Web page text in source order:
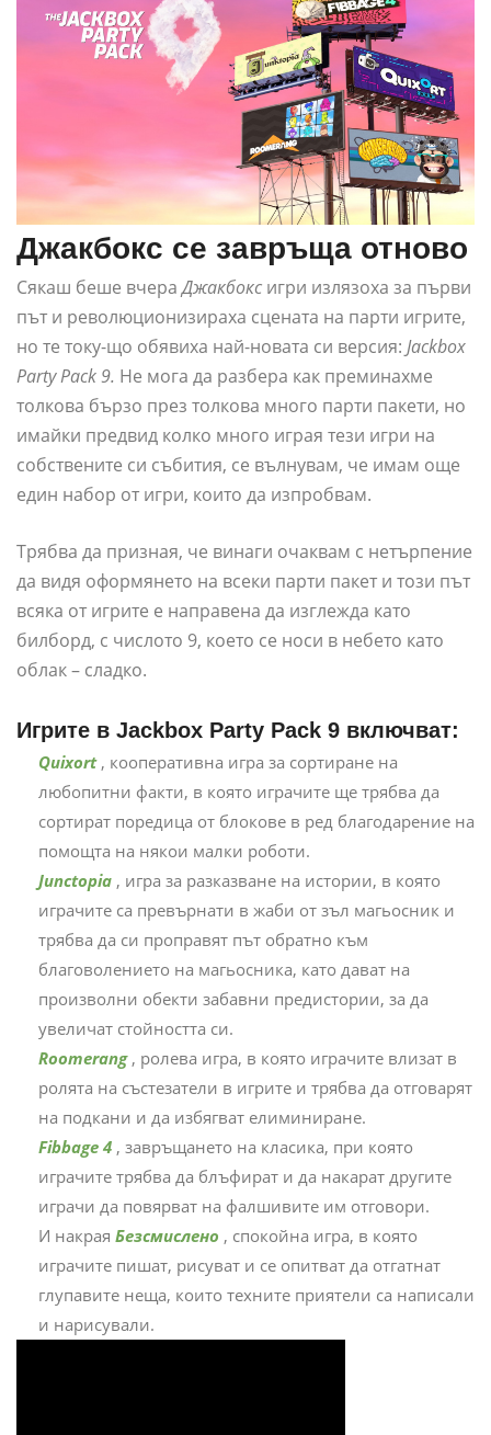
Джакбокс се завръща отново
Сякаш беше вчераДжакбокс игри излязоха за първи
път и революционизираха сцената на парти игрите,
но те току-що обявиха най-новата си версия: Jackbox
Party Pack 9. Не мога да разбера как преминахме
толкова бързо през толкова много парти пакети, но
имайки предвид колко много играя тези игри на
собствените си събития, се вълнувам, че имам още
един набор от игри, които да изпробвам.
Трябва да призная, че винаги очаквам с нетърпение
да видя оформянето на всеки парти пакет и този път
всяка от игрите е направена да изглежда като
билборд, с числото 9, което се носи в небето като
облак – сладко.
Игрите в Jackbox Party Pack 9 включват:
Quixort , кооперативна игра за сортиране на
любопитни факти, в която играчите ще трябва да
сортират поредица от блокове в ред благодарение на
помощта на някои малки роботи.
Junctopia , игра за разказване на истории, в която
играчите са превърнати в жаби от зъл магьосник и
трябва да си проправят път обратно към
благоволението на магьосника, като дават на
произволни обекти забавни предистории, за да
увеличат стойността си.
Roomerang , ролева игра, в която играчите влизат в
ролята на състезатели в игрите и трябва да отговарят
на подкани и да избягват елиминиране.
Fibbage 4 , завръщането на класика, при която
играчите трябва да блъфират и да накарат другите
играчи да повярват на фалшивите им отговори.
И накрая Безсмислено , спокойна игра, в която
играчите пишат, рисуват и се опитват да отгатнат
глупавите неща, които техните приятели са написали
и нарисували.